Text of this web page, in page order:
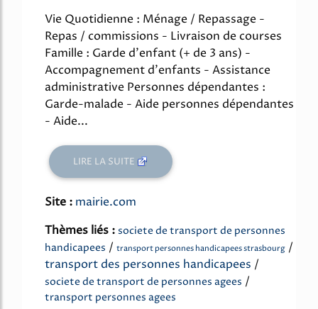
Vie Quotidienne : Ménage / Repassage -
Repas / commissions - Livraison de courses
Famille : Garde d'enfant (+ de 3 ans) -
Accompagnement d'enfants - Assistance
administrative Personnes dépendantes :
Garde-malade - Aide personnes dépendantes
- Aide...
LIRE LA SUITE
Site : mairie.com
Thèmes liés : societe de transport de personnes
handicapees / transport personnes handicapees strasbourg /
transport des personnes handicapees /
societe de transport de personnes agees /
transport personnes agees